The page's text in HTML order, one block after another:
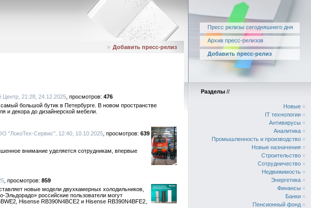
Пресс релизы сегодняшнего дня
Архив пресс-релизов
Добавить пресс-релиз
» Добавить пресс-релиз
Центр, 21:28, 24.12.2025
476
большой бутик в Петербурге. В новом пространстве
и декора до дизайнерской мебели.
"ЛокоТех-Сервис", 12:40, 10.10.2025 639
внимание уделяется сотрудникам, впервые
859
новые модели двухкамерных холодильников,
российские пользователи могут
Hisense RB390N4BCE2 и Hisense RB390N4BFE2,
Разделы //
Новые «
IT технологии «
Антивирусы «
Аналитика «
Промышленность и производство «
Новые назначения «
Строительство «
Сотрудничество «
Недвижимость «
Энергетика «
Финансы «
Банки «
Пенсионный фонд «